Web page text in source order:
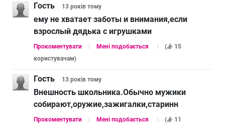
Гость 13 років тому
ему не хватает заботы и внимания,если
взрослый дядька с игрушками
Прокоментувати Мені подобається (
15
користувачам)
Гость 13 років тому
Внешность школьника.Обычно мужики
собирают,оружие,зажигалки,старинн
Прокоментувати Мені подобається (
11